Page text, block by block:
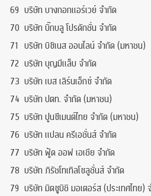
69 บริษัท บางกอกแอร์เวย์ จำกัด
70 บริษัท บิ๊กบลู โปรดักชั่น จำกัด
71 บริษัท บิซิเนส ออนไลน์ จำกัด (มหาชน)
72 บริษัท บุญมีแล็บ จำกัด
73 บริษัท เบส เลิร์นเอ็กซ์ จำกัด
74 บริษัท ปตท. จำกัด (มหาชน)
75 บริษัท ปูนซีเมนต์ไทย จำกัด (มหาชน)
76 บริษัท แปลน ครีเอชั่นส์ จำกัด
77 บริษัท ฟู้ด ออฟ เอเชีย จำกัด
78 บริษัท ภิรัชโทเทิลโซลูชั่นส์ จำกัด
79 บริษัท มิตซูบิชิ มอเตอร์ส (ประเทศไทย)